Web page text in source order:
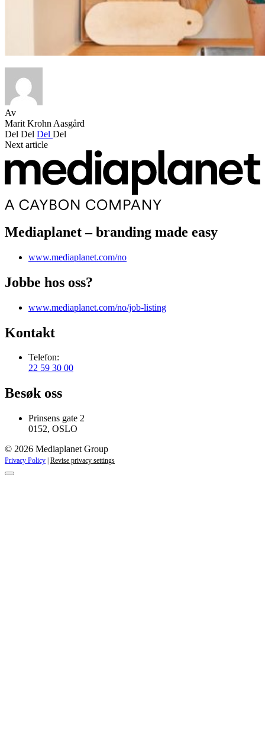
Av
Marit Krohn Aasgård
Del Del Del Del
Next article
Mediaplanet – branding made easy
www.mediaplanet.com/no
Jobbe hos oss?
www.mediaplanet.com/no/job-listing
Kontakt
Telefon:
22 59 30 00
Besøk oss
Prinsens gate 2
0152, OSLO
© 2026 Mediaplanet Group
Privacy Policy Revise privacy settings